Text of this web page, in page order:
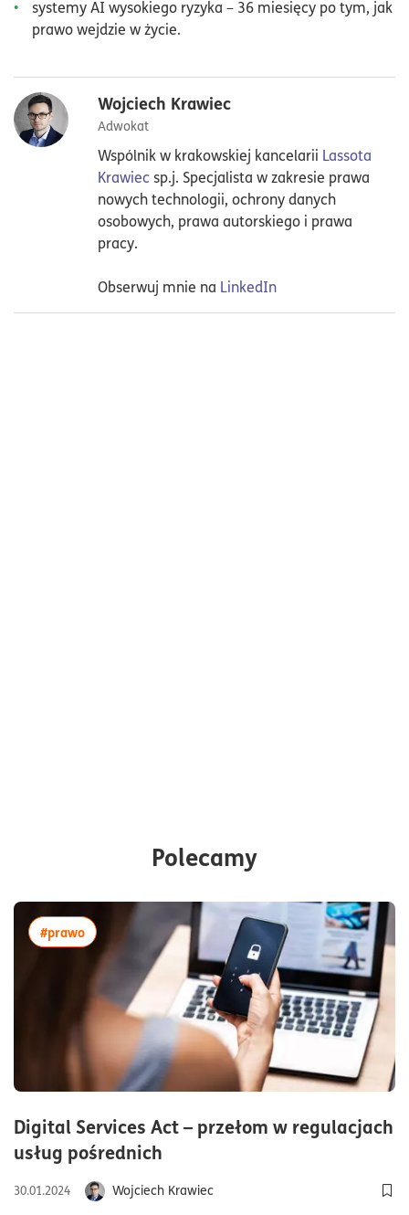
systemy AI wysokiego ryzyka – 36 miesięcy po tym, jak
prawo wejdzie w życie.
Wojciech Krawiec
Adwokat
Wspólnik w krakowskiej kancelarii Lassota
Krawiec sp.j. Specjalista w zakresie prawa
nowych technologii, ochrony danych
osobowych, prawa autorskiego i prawa
pracy.
Obserwuj mnie na LinkedIn
Polecamy
Digital Services Act – przełom w regulacjach
usług pośrednich
30.01.2024
Wojciech Krawiec
#prawowięcej artykułów z tagiem:#prawo